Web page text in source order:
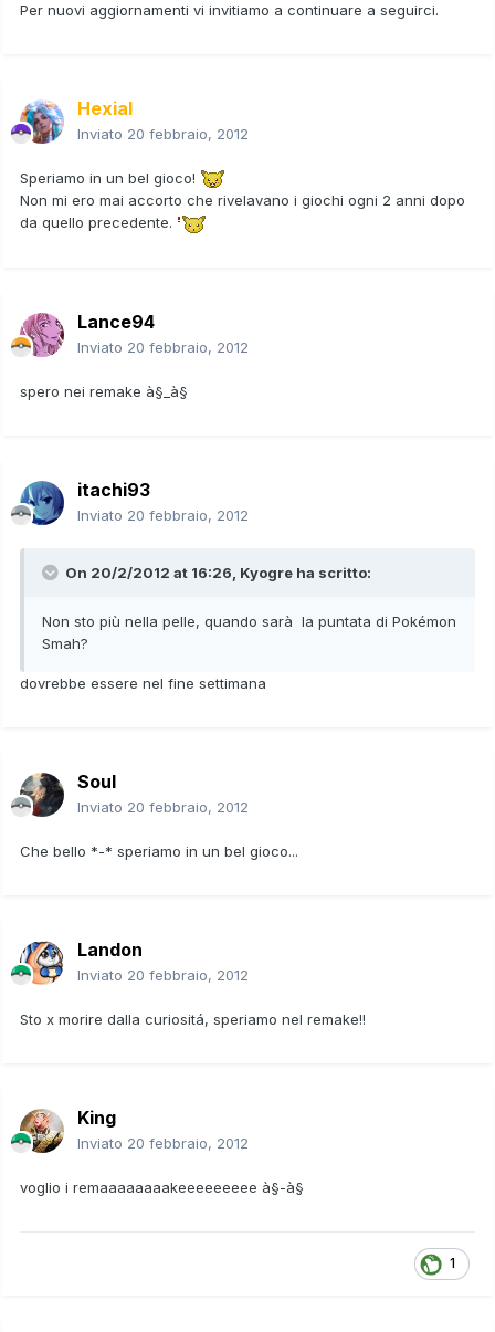
Per nuovi aggiornamenti vi invitiamo a continuare a seguirci.
Hexial
Inviato 20 febbraio, 2012
Speriamo in un bel gioco!
Non mi ero mai accorto che rivelavano i giochi ogni 2 anni dopo
da quello precedente.
Lance94
Inviato 20 febbraio, 2012
spero nei remake à§_à§
itachi93
Inviato 20 febbraio, 2012
On 20/2/2012 at 16:26, Kyogre ha scritto:
Non sto più nella pelle, quando sarà la puntata di Pokémon
Smah?
dovrebbe essere nel fine settimana
Soul
Inviato 20 febbraio, 2012
Che bello *-* speriamo in un bel gioco...
Landon
Inviato 20 febbraio, 2012
Sto x morire dalla curiositá, speriamo nel remake!!
King
Inviato 20 febbraio, 2012
voglio i remaaaaaaaakeeeeeeeee à§-à§
1